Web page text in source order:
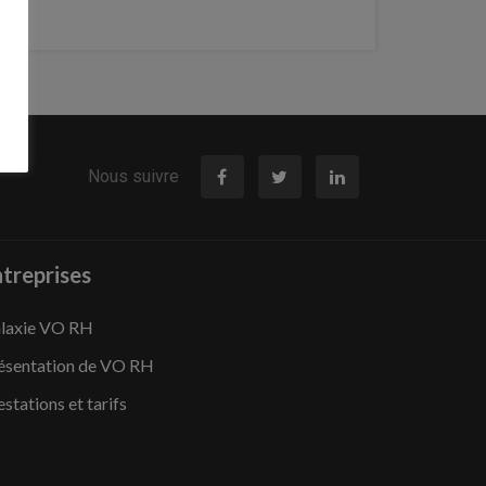
Nous suivre
VO RH
de VO RH
et tarifs